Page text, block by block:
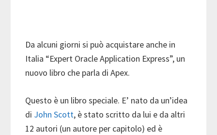
Da alcuni giorni si può acquistare anche in
Italia “Expert Oracle Application Express”, un
nuovo libro che parla di Apex.
Questo è un libro speciale. E’ nato da un’idea
di John Scott, è stato scritto da lui e da altri
12 autori (un autore per capitolo) ed è